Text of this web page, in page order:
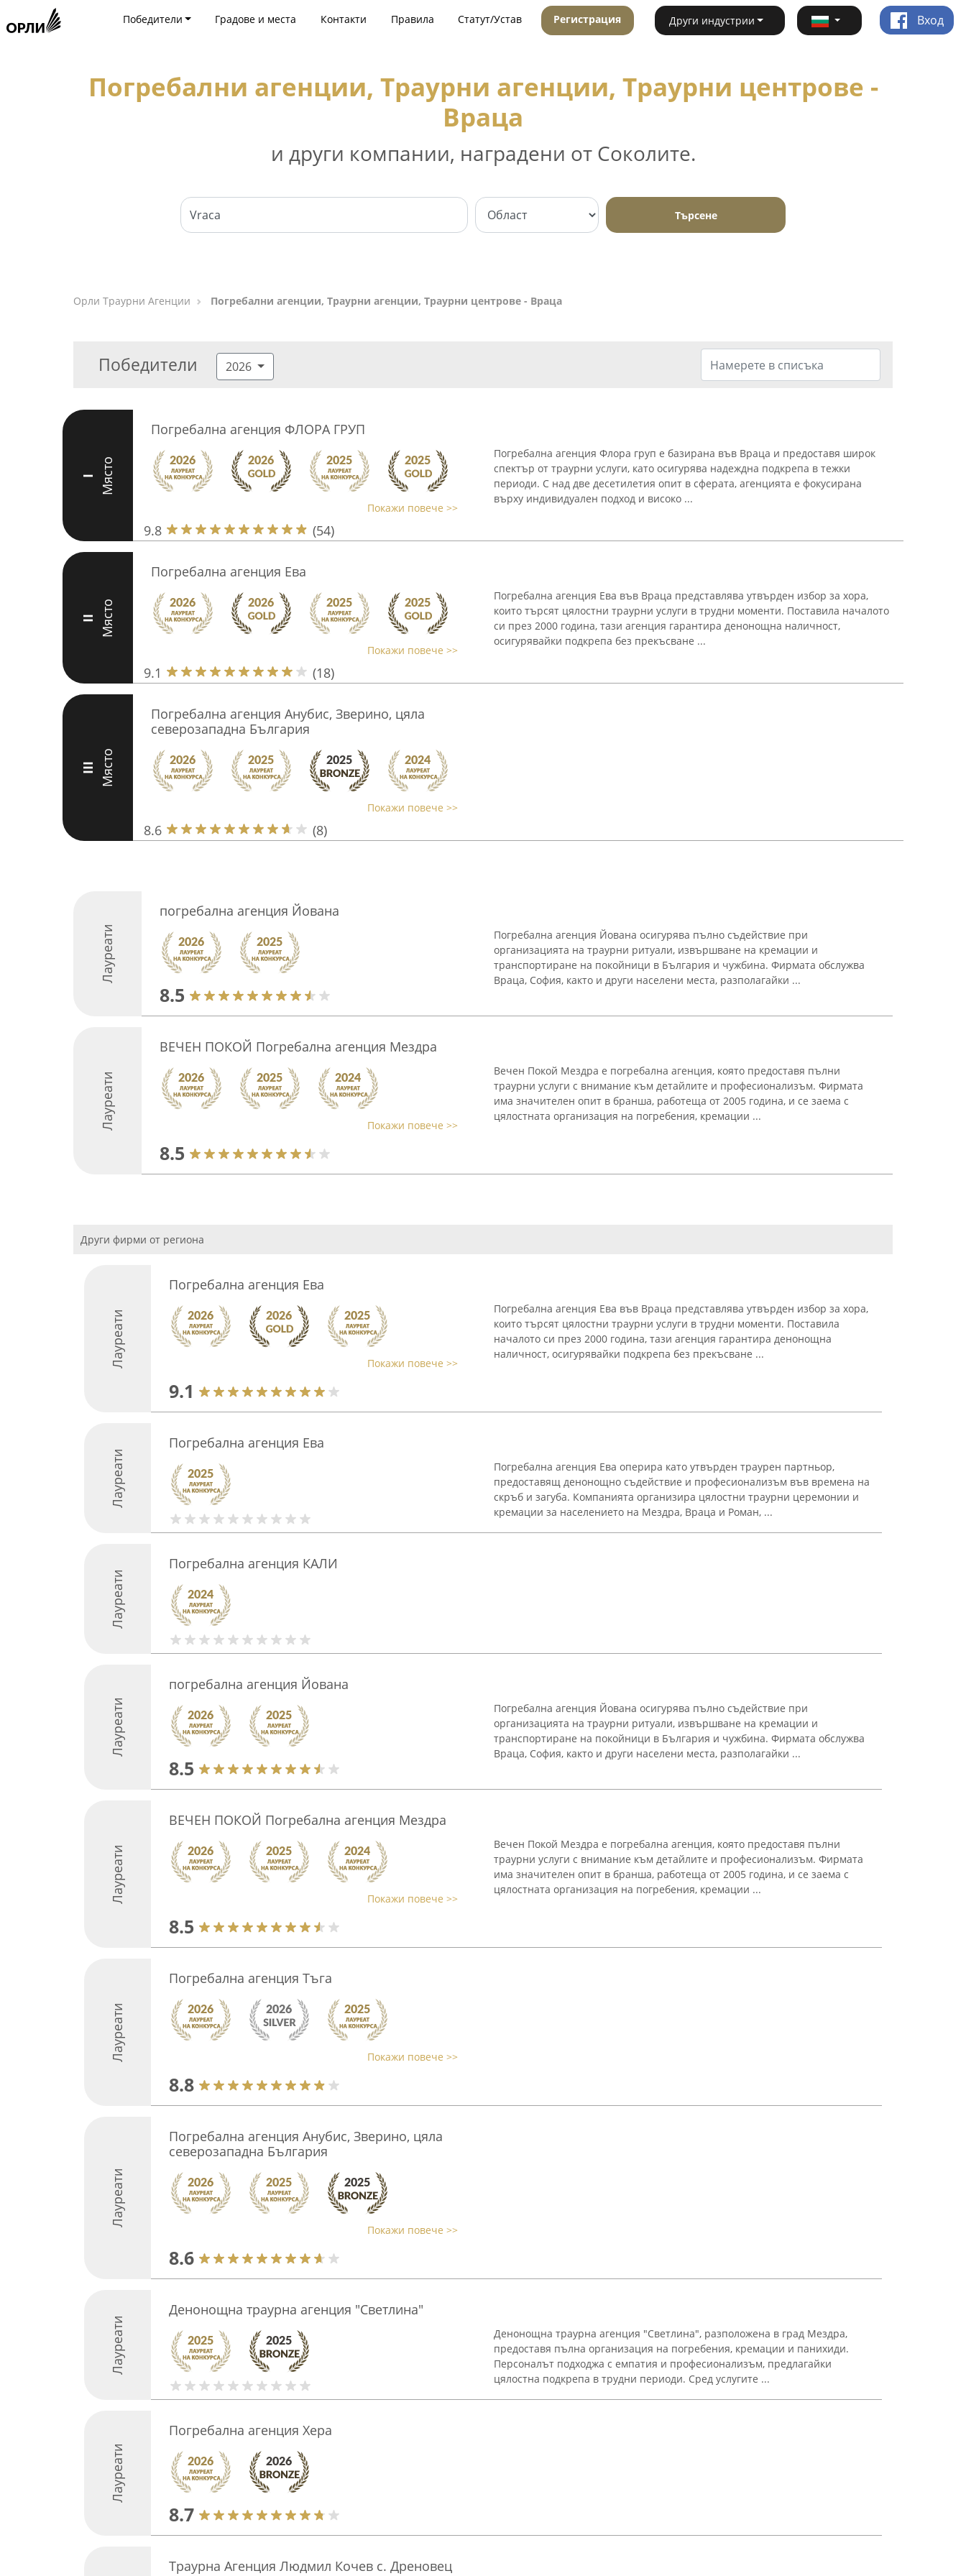
Победители Градове и места Контакти Правила Статут/Устав Регистрация Други индустрии Вход
Погребални агенции, Траурни агенции, Траурни центрове -
Враца
и други компании, наградени от Соколите.
Търсене
Орли Траурни Агенции Погребални агенции, Траурни агенции, Траурни центрове - Враца
Победители 2026
I Място
Погребална агенция ФЛОРА ГРУП
Покажи повече >>
9.8 (54)
Погребална агенция Флора груп е базирана във Враца и предоставя широк
спектър от траурни услуги, като осигурява надеждна подкрепа в тежки
периоди. С над две десетилетия опит в сферата, агенцията е фокусирана
върху индивидуален подход и високо ...
II Място
Погребална агенция Ева
Покажи повече >>
9.1 (18)
Погребална агенция Ева във Враца представлява утвърден избор за хора,
които търсят цялостни траурни услуги в трудни моменти. Поставила началото
си през 2000 година, тази агенция гарантира денонощна наличност,
осигурявайки подкрепа без прекъсване ...
III Място
Погребална агенция Анубис, Зверино, цяла
северозападна България
Покажи повече >>
8.6 (8)
Лауреати
погребална агенция Йована
8.5
Погребална агенция Йована осигурява пълно съдействие при
организацията на траурни ритуали, извършване на кремации и
транспортиране на покойници в България и чужбина. Фирмата обслужва
Враца, София, както и други населени места, разполагайки ...
Лауреати
ВЕЧЕН ПОКОЙ Погребална агенция Мездра
Покажи повече >>
8.5
Вечен Покой Мездра е погребална агенция, която предоставя пълни
траурни услуги с внимание към детайлите и професионализъм. Фирмата
има значителен опит в бранша, работеща от 2005 година, и се заема с
цялостната организация на погребения, кремации ...
Други фирми от региона
Лауреати
Погребална агенция Ева
Покажи повече >>
9.1
Погребална агенция Ева във Враца представлява утвърден избор за хора,
които търсят цялостни траурни услуги в трудни моменти. Поставила
началото си през 2000 година, тази агенция гарантира денонощна
наличност, осигурявайки подкрепа без прекъсване ...
Лауреати
Погребална агенция Ева
Погребална агенция Ева оперира като утвърден траурен партньор,
предоставящ денонощно съдействие и професионализъм във времена на
скръб и загуба. Компанията организира цялостни траурни церемонии и
кремации за населението на Мездра, Враца и Роман, ...
Лауреати
Погребална агенция КАЛИ
Лауреати
погребална агенция Йована
8.5
Погребална агенция Йована осигурява пълно съдействие при
организацията на траурни ритуали, извършване на кремации и
транспортиране на покойници в България и чужбина. Фирмата обслужва
Враца, София, както и други населени места, разполагайки ...
Лауреати
ВЕЧЕН ПОКОЙ Погребална агенция Мездра
Покажи повече >>
8.5
Вечен Покой Мездра е погребална агенция, която предоставя пълни
траурни услуги с внимание към детайлите и професионализъм. Фирмата
има значителен опит в бранша, работеща от 2005 година, и се заема с
цялостната организация на погребения, кремации ...
Лауреати
Погребална агенция Тъга
Покажи повече >>
8.8
Лауреати
Погребална агенция Анубис, Зверино, цяла
северозападна България
Покажи повече >>
8.6
Лауреати
Денонощна траурна агенция "Светлина"
Денонощна траурна агенция "Светлина", разположена в град Мездра,
предоставя пълна организация на погребения, кремации и панихиди.
Персоналът подходжа с емпатия и професионализъм, предлагайки
цялостна подкрепа в трудни периоди. Сред услугите ...
Лауреати
Погребална агенция Хера
8.7
Траурна Агенция Людмил Кочев с. Дреновец